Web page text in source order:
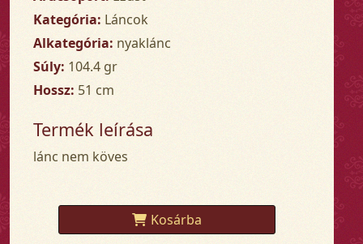
Kategória: Láncok
Alkategória: nyaklánc
Súly: 104.4 gr
Hossz: 51 cm
Termék leírása
lánc nem köves
Kosárba